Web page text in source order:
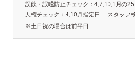
誤飲・誤嚥防止チェック：4,7,10,1月の25
人権チェック：4,10月指定日
スタッフ
※土日祝の場合は前平日